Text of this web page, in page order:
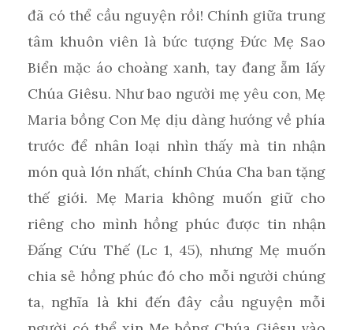
đã có thể cầu nguyện rồi! Chính giữa trung
tâm khuôn viên là bức tượng Đức Mẹ Sao
Biển mặc áo choàng xanh, tay đang ẵm lấy
Chúa Giêsu. Như bao người mẹ yêu con, Mẹ
Maria bồng Con Mẹ dịu dàng hướng về phía
trước để nhân loại nhìn thấy mà tin nhận
món quà lớn nhất, chính Chúa Cha ban tặng
thế giới. Mẹ Maria không muốn giữ cho
riêng cho mình hồng phúc được tin nhận
Đấng Cứu Thế (Lc 1, 45), nhưng Mẹ muốn
chia sẻ hồng phúc đó cho mỗi người chúng
ta, nghĩa là khi đến đây cầu nguyện mỗi